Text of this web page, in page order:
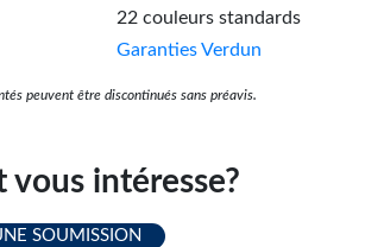
22 couleurs standards
Garanties Verdun
peuvent être discontinués sans préavis.
vous intéresse?
SOUMISSION